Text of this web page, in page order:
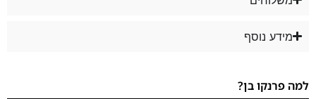
מידע נוסף
למה פרנקו בן?